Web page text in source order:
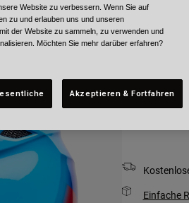
Größe
Einfache
Website zu verbessern. Wenn Sie auf
zu und erlauben uns und unseren
der Website zu sammeln, zu verwenden und
Möchten Sie mehr darüber erfahren?
Akzeptieren & Fortfahren